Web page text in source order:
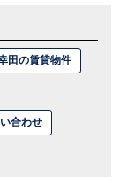
田の賃貸物件
合わせ